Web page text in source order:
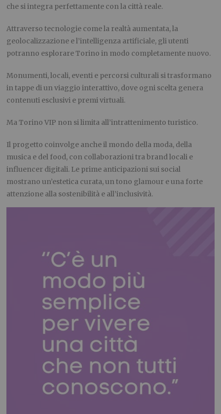
che si integra perfettamente con la città reale.
Attraverso tecnologie come la realtà aumentata, la
geolocalizzazione e l’intelligenza artificiale, gli utenti
potranno esplorare Torino in modo completamente nuovo.
Monumenti, locali, eventi e percorsi culturali si trasformano
in tappe di un viaggio interattivo, dove ogni scelta genera
contenuti esclusivi e premi virtuali.
Ma Torino VIP non si limita all’intrattenimento turistico.
Il progetto coinvolge anche il mondo della moda, della
musica e del food, con collaborazioni tra brand locali e
influencer digitali. Le prime anticipazioni sui social
mostrano un’estetica curata, un tono glamour e una forte
attenzione alla sostenibilità e all’inclusività.